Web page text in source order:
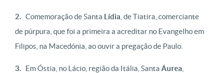
2. Comemoração de Santa Lídia , de Tiatira, comerciante
de púrpura, que foi a primeira a acreditar no Evangelho em
Filipos, na Macedónia, ao ouvir a pregação de Paulo.
3. Em Óstia, no Lácio, região da Itália, Santa Áurea